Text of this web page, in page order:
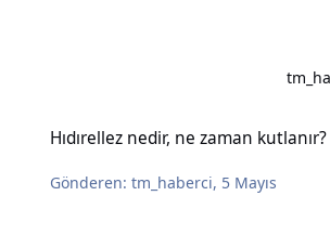
Hıdırellez nedir, ne zaman kutlanır?
Gönderen:tm_haberci, 5 Mayıs